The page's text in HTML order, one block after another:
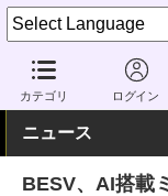
カテゴリ ログイン
家電 Watch その他・
ニュース
BESV、AI搭載